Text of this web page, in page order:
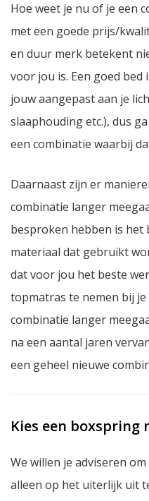
Hoe weet je nu of je een
met een goede prijs/
en duur merk betekent
voor jou is. Een goed bed
jouw aangepast aan je
slaaphouding etc.), dus
een combinatie waarbij
Daarnaast zijn er
combinatie langer
besproken hebben is
materiaal dat gebruikt
dat voor jou het beste
topmatras te nemen bij
combinatie langer
na een aantal jaren
een geheel nieuwe
Kies een
We willen je adviseren
alleen op het uiterlijk uit